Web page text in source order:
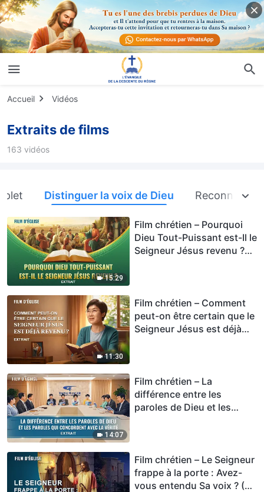
Accueil Vidéos
Extraits de films
163 vidéos
Distinguer la voix de Dieu Reconnaître
15:29
Film chrétien – Pourquoi
Dieu Tout-Puissant est-Il le
Seigneur Jésus revenu ?
11:30
Film chrétien – Comment
peut-on être certain que le
Seigneur Jésus est déjà
14:07
Film chrétien – La
différence entre les
paroles de Dieu et les
Film chrétien – Le Seigneur
frappe à la porte : Avez-
vous entendu Sa voix ? (2)